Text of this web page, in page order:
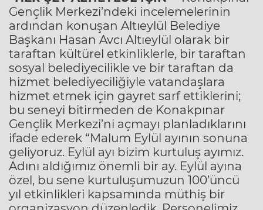
Gençlik Merkezi’ndeki incelemelerinin
ardından konuşan Altıeylül Belediye
Başkanı Hasan Avcı Altıeylül olarak bir
taraftan kültürel etkinliklerle, bir taraftan
sosyal belediyecilikle ve bir taraftan da
hizmet belediyeciliğiyle vatandaşlara
hizmet etmek için gayret sarf ettiklerini;
bu seneyi bitirmeden de Konakpınar
Gençlik Merkezi’ni açmayı planladıklarını
ifade ederek “Malum Eylül ayının sonuna
geliyoruz. Eylül ayı bizim kurtuluş ayımız.
Adını aldığımız önemli bir ay. Eylül ayına
özel, bu sene kurtuluşumuzun 100’üncü
yıl etkinlikleri kapsamında müthiş bir